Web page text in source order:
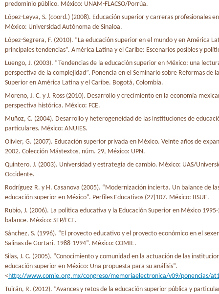
predominio público. México: UNAM-FLACSO/Porrúa.
López-Leyva, S. (coord.) (2008). Educación superior y carreras profesionales
México: Universidad Autónoma de Sinaloa.
López-Segrera, F. (2010). “La educación superior en el mundo y en América
principales tendencias”. América Latina y el Caribe: Escenarios posibles y
Luengo, J. (2003). “Tendencias de la educación superior en México: una
perspectiva de la complejidad”. Ponencia en el Seminario sobre Reformas de
Superior en América Latina y el Caribe. Bogotá, Colombia.
Moreno, J. C. y J. Ross (2010). Desarrollo y crecimiento en la economía
perspectiva histórica. México: FCE.
Muñoz, C. (2004). Desarrollo y heterogeneidad de las instituciones de
particulares. México: ANUIES.
Olivier, G. (2007). Educación superior privada en México. Veinte años de
2002. Colección Mástextos, núm. 29, México: UPN.
Quintero, J. (2003). Universidad y estrategia de cambio. México: UAS/
Occidente.
Rodríguez R. y H. Casanova (2005). “Modernización incierta. Un balance de
educación superior en México”. Perfiles Educativos (27)107. México: IISUE.
Rubio, J. (2006). La política educativa y la Educación Superior en México
balance. México: SEP/FCE.
Sánchez, S. (1996). “El proyecto educativo y el proyecto económico en el
Salinas de Gortari. 1988-1994”. México: COMIE.
Silas, J. C. (2005). “Conocimiento y comunidad en la actuación de las
educación superior en México: Una propuesta para su análisis”.
<http://www.comie.org.mx/congreso/memoriaelectronica/v09/ponencias/
Tuirán, R. (2012). “Avances y retos de la educación superior pública y